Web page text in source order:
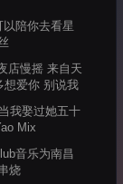
陪你去看星
店慢摇 来自天
想爱你 别说我
我娶过她五十
Mix
音乐为南昌
烧